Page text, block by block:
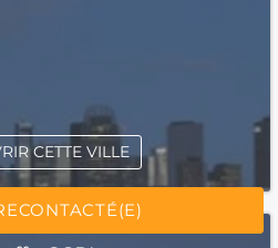
“Excellent”, 165 avis
CETTE VILLE